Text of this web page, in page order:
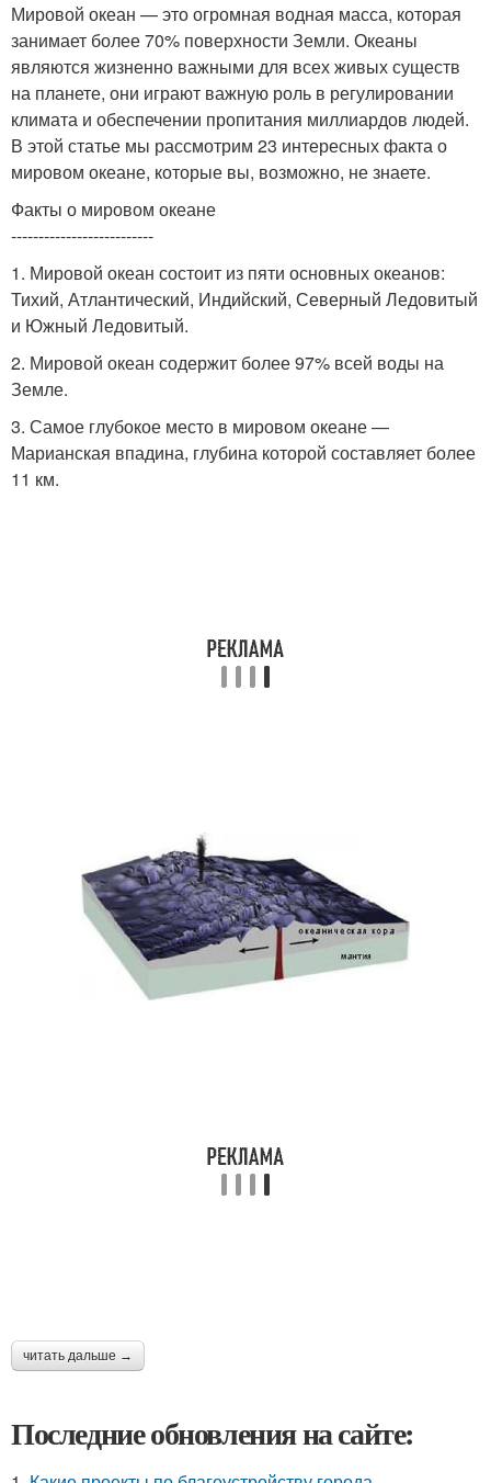
Мировой океан — это огромная водная масса, которая
занимает более 70% поверхности Земли. Океаны
являются жизненно важными для всех живых существ
на планете, они играют важную роль в регулировании
климата и обеспечении пропитания миллиардов людей.
В этой статье мы рассмотрим 23 интересных факта о
мировом океане, которые вы, возможно, не знаете.
Факты о мировом океане
--------------------------
1. Мировой океан состоит из пяти основных океанов:
Тихий, Атлантический, Индийский, Северный Ледовитый
и Южный Ледовитый.
2. Мировой океан содержит более 97% всей воды на
Земле.
3. Самое глубокое место в мировом океане —
Марианская впадина, глубина которой составляет более
11 км.
читать дальше →
Последние обновления на сайте: